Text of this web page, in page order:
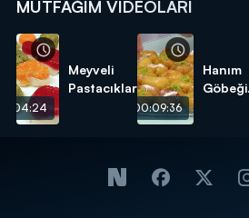
MUTFAĞIM VIDEOLARI
Meyveli
Pastacıklar
00:09:36
Hanım
Göbeği